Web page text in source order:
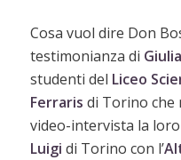
Cosa vuol dire Don
testimonianza di
studenti del Liceo
Ferraris di Torino che
video-intervista la loro
Luigi di Torino con l’